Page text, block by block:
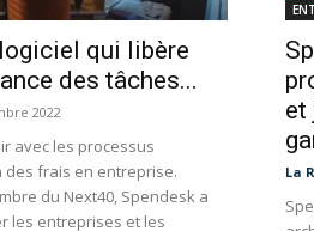
qui libère
des tâches...
2022
avec les processus
des frais en entreprise.
du Next40, Spendesk a
les entreprises et les
et
La